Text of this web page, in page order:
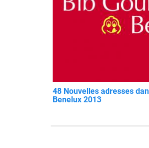
48 Nouvelles adresses
Benelux 2013